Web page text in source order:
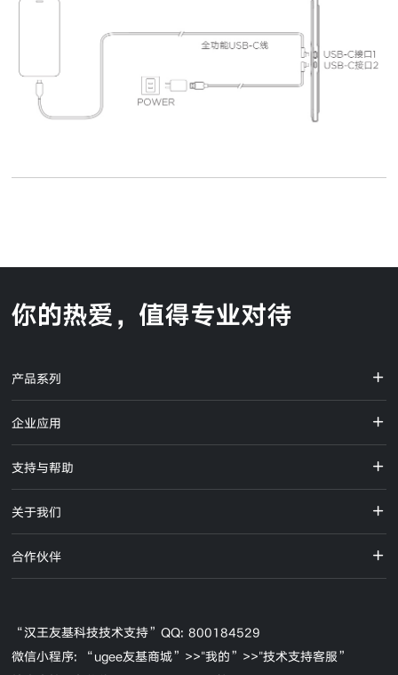
产品系列
企业应用
支持与帮助
关于我们
合作伙伴
“汉王友基科技技术支持”QQ: 800184529
微信小程序: “ugee友基商城”>>"我的”>>"技术支持客服”